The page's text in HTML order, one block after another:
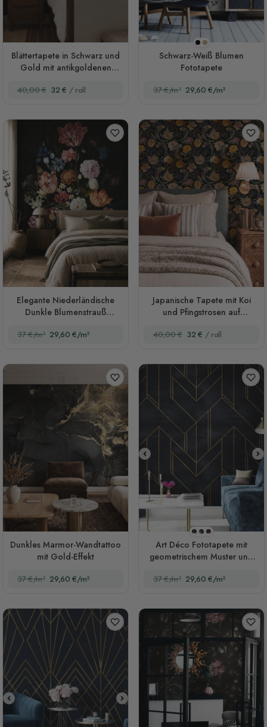
Blättertapete in Schwarz und
Gold mit antikgoldenen
40,00 € 32 € / roll
Schwarz
Sepia
Schwarz-Weiß Blumen
Fototapete
37 €/m² 29,60 €/m²
Elegante Niederländische
Dunkle Blumenstrauß
37 €/m² 29,60 €/m²
Japanische Tapete mit Koi
und Pfingstrosen auf
40,00 € 32 € / roll
Dunkles Marmor-Wandtattoo
mit Gold-Effekt
37 €/m² 29,60 €/m²
Stil 1
Stil 2
Stil 3
Art Déco Fototapete mit
geometrischem Muster und
37 €/m² 29,60 €/m²